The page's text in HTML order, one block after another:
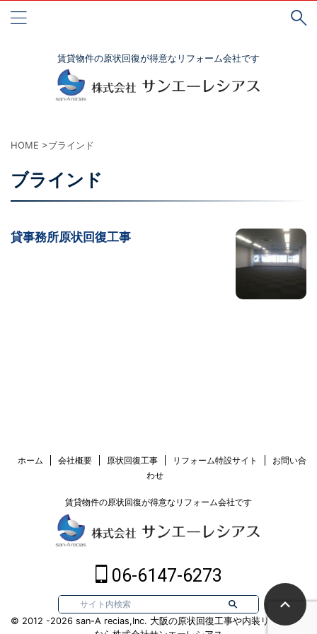
賃貸物件の原状回復が得意なリフォーム会社です
HOME >ブラインド
ブラインド
貸事務所原状回復工事
ホーム 会社概要 原状回復工事 リフォーム特設サイト
お問い合
わせ
賃貸物件の原状回復が得意なリフォーム会社です
06-6147-6273
© 2012 -2026 san-A recias,Inc. 大阪の原状回復工事や内装リフォーム